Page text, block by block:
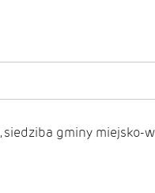
, siedziba gminy miejsko-